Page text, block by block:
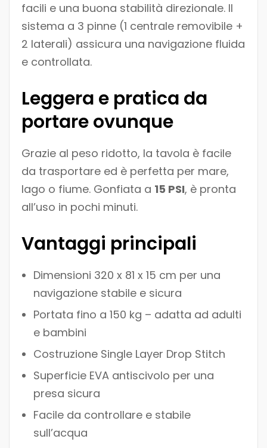
facili e una buona stabilità direzionale. Il
sistema a 3 pinne (1 centrale removibile +
2 laterali) assicura una navigazione fluida
e controllata.
Leggera e pratica da
portare ovunque
Grazie al peso ridotto, la tavola è facile
da trasportare ed è perfetta per mare,
lago o fiume. Gonfiata a 15 PSI, è pronta
all’uso in pochi minuti.
Vantaggi principali
Dimensioni 320 x 81 x 15 cm per una
navigazione stabile e sicura
Portata fino a 150 kg – adatta ad adulti
e bambini
Costruzione Single Layer Drop Stitch
Superficie EVA antiscivolo per una
presa sicura
Facile da controllare e stabile
sull’acqua